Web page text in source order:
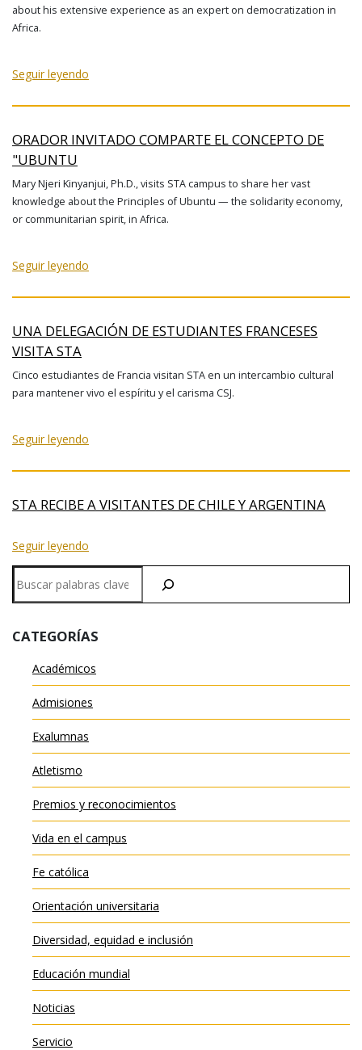
about his extensive experience as an expert on democratization in
Africa.
Seguir leyendo
ORADOR INVITADO COMPARTE EL CONCEPTO DE
"UBUNTU
Mary Njeri Kinyanjui, Ph.D., visits STA campus to share her vast
knowledge about the Principles of Ubuntu — the solidarity economy,
or communitarian spirit, in Africa.
Seguir leyendo
UNA DELEGACIÓN DE ESTUDIANTES FRANCESES
VISITA STA
Cinco estudiantes de Francia visitan STA en un intercambio cultural
para mantener vivo el espíritu y el carisma CSJ.
Seguir leyendo
STA RECIBE A VISITANTES DE CHILE Y ARGENTINA
Seguir leyendo
en
CATEGORÍAS
Académicos
Admisiones
Exalumnas
Atletismo
Premios y reconocimientos
Vida en el campus
Fe católica
Orientación universitaria
Diversidad, equidad e inclusión
Educación mundial
Noticias
Servicio